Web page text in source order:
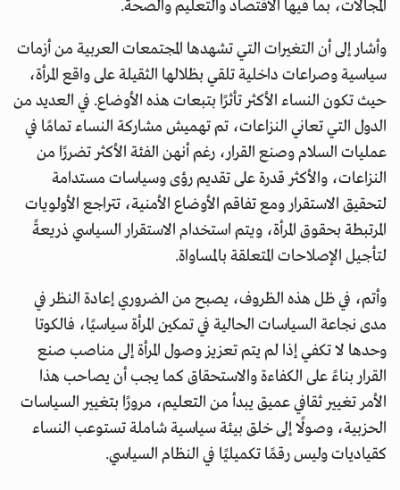
المجالات، بما فيها الاقتصاد والتعليم والصحة.
وأشار إلى أن التغيرات التي تشهدها المجتمعات العربية من أزمات
سياسية وصراعات داخلية تلقي بظلالها الثقيلة على واقع المرأة،
حيث تكون النساء الأكثر تأثرًا بتبعات هذه الأوضاع. في العديد من
الدول التي تعاني النزاعات، تم تهميش مشاركة النساء تمامًا في
عمليات السلام وصنع القرار، رغم أنهن الفئة الأكثر تضررًا من
النزاعات، والأكثر قدرة على تقديم رؤى وسياسات مستدامة
لتحقيق الاستقرار ومع تفاقم الأوضاع الأمنية، تتراجع الأولويات
المرتبطة بحقوق المرأة، ويتم استخدام الاستقرار السياسي ذريعةً
لتأجيل الإصلاحات المتعلقة بالمساواة.
وأتم، في ظل هذه الظروف، يصبح من الضروري إعادة النظر في
مدى نجاعة السياسات الحالية في تمكين المرأة سياسيًا، فالكوتا
وحدها لا تكفي إذا لم يتم تعزيز وصول المرأة إلى مناصب صنع
القرار بناءً على الكفاءة والاستحقاق كما يجب أن يصاحب هذا
الأمر تغيير ثقافي عميق يبدأ من التعليم، مرورًا بتغيير السياسات
الحزبية، وصولًا إلى خلق بيئة سياسية شاملة تستوعب النساء
كقياديات وليس رقمًا تكميليًا في النظام السياسي.